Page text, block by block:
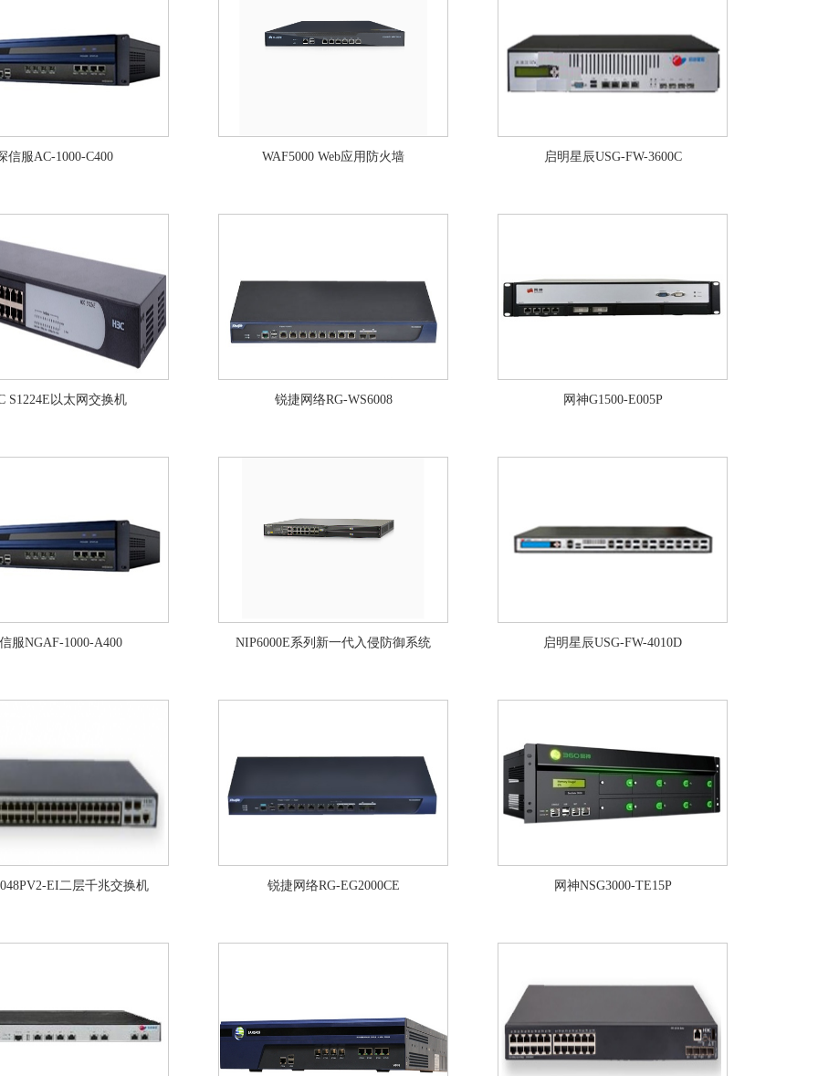
信服AC-1000-C400 WAF5000 Web应用防火墙 启明星辰USG-FW-3600C
S1224E以太网交换机 锐捷网络RG-WS6008 网神G1500-E005P
服NGAF-1000-A400 NIP6000E系列新一代入侵防御系统 启明星辰USG-FW-4010D
EI二层千兆交换机 锐捷网络RG-EG2000CE 网神NSG3000-TE15P